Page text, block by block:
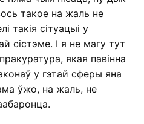
такое на жаль не
такія сітуацыі у
сістэме. І я не магу тут
якая павінна
у гэтай сферы яна
ўжо, на жаль, не